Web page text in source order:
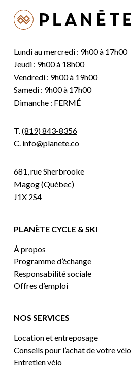
Lundi au mercredi : 9h00 à 17h00
Jeudi : 9h00 à 18h00
Vendredi : 9h00 à 19h00
Samedi : 9h00 à 17h00
Dimanche : FERMÉ
T.(819) 843-8356
C. info@planete.co
681, rue Sherbrooke
Magog (Québec)
J1X 2S4
PLANÈTE CYCLE & SKI
À propos
Programme d’échange
Responsabilité sociale
Offres d’emploi
NOS SERVICES
Location et entreposage
Conseils pour l’achat de votre vélo
Entretien vélo